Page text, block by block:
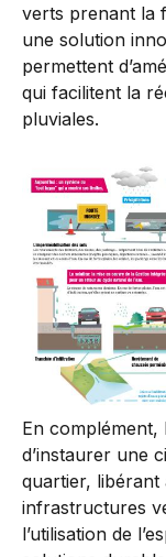
verts prenant la
une solution
permettent
qui facilitent la
pluviales.
En complément,
d’instaurer une
quartier, libérant
infrastructures
l’utilisation de